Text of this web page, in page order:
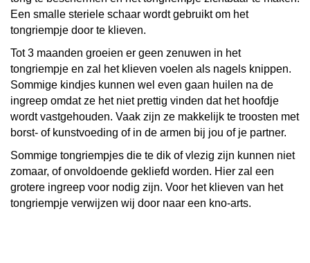
Een smalle steriele schaar wordt gebruikt om het
tongriempje door te klieven.
Tot 3 maanden groeien er geen zenuwen in het
tongriempje en zal het klieven voelen als nagels knippen.
Sommige kindjes kunnen wel even gaan huilen na de
ingreep omdat ze het niet prettig vinden dat het hoofdje
wordt vastgehouden. Vaak zijn ze makkelijk te troosten met
borst- of kunstvoeding of in de armen bij jou of je partner.
Sommige tongriempjes die te dik of vlezig zijn kunnen niet
zomaar, of onvoldoende gekliefd worden. Hier zal een
grotere ingreep voor nodig zijn. Voor het klieven van het
tongriempje verwijzen wij door naar een kno-arts.